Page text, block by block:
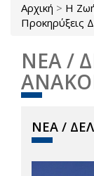
Είστε
Αρχική > Η
Προκηρύξεις
ΝΕΑ /
ΝΕΑ /